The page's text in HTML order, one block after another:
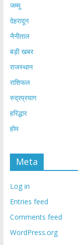
जम्मू
देहरादून
नैनीताल
बड़ी खबर
राजस्थान
राशिफल
रुद्रप्रयाग
हरिद्धार
होम
Meta
Log in
Entries feed
Comments feed
WordPress.org